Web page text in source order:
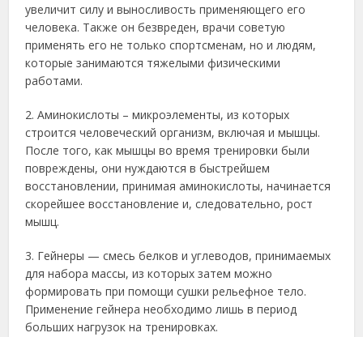
увеличит силу и выносливость применяющего его
человека. Также он безвреден, врачи советую
применять его не только спортсменам, но и людям,
которые занимаются тяжелыми физическими
работами.
2. Аминокислоты – микроэлементы, из которых
строится человеческий организм, включая и мышцы.
После того, как мышцы во время тренировки были
повреждены, они нуждаются в быстрейшем
восстановлении, принимая аминокислоты, начинается
скорейшее восстановление и, следовательно, рост
мышц.
3. Гейнеры — смесь белков и углеводов, принимаемых
для набора массы, из которых затем можно
формировать при помощи сушки рельефное тело.
Применение гейнера необходимо лишь в период
больших нагрузок на тренировках.